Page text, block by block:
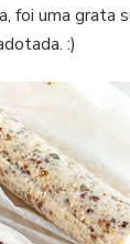
foi uma
:)